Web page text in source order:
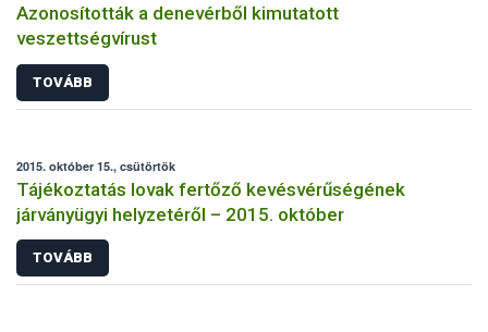
Azonosították a denevérből kimutatott
veszettségvírust
TOVÁBB
2015. október 15., csütörtök
Tájékoztatás lovak fertőző kevésvérűségének
járványügyi helyzetéről – 2015. október
TOVÁBB